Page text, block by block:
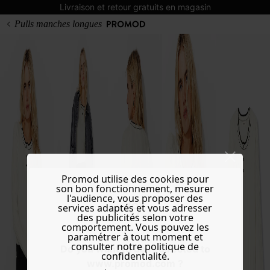
Livraison et retour gratuits en magasin
Do you want to be redirected to
www.promod.com ?
Pulls manches longues
Promod utilise des cookies pour
son bon fonctionnement, mesurer
l'audience, vous proposer des
services adaptés et vous adresser
des publicités selon votre
comportement. Vous pouvez les
paramétrer à tout moment et
consulter notre politique de
confidentialité.